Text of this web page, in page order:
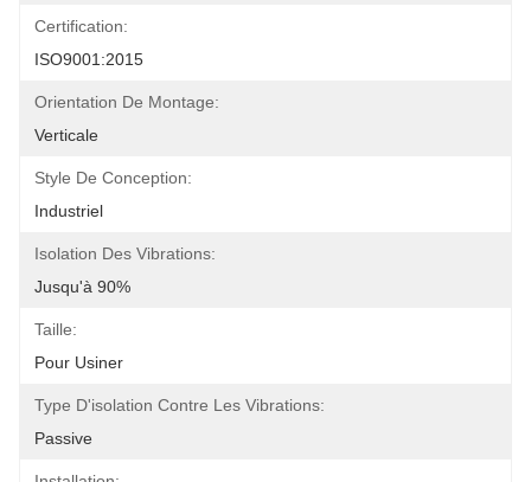
Certification:
ISO9001:2015
Orientation De Montage:
Verticale
Style De Conception:
Industriel
Isolation Des Vibrations:
Jusqu'à 90%
Taille:
Pour Usiner
Type D'isolation Contre Les Vibrations:
Passive